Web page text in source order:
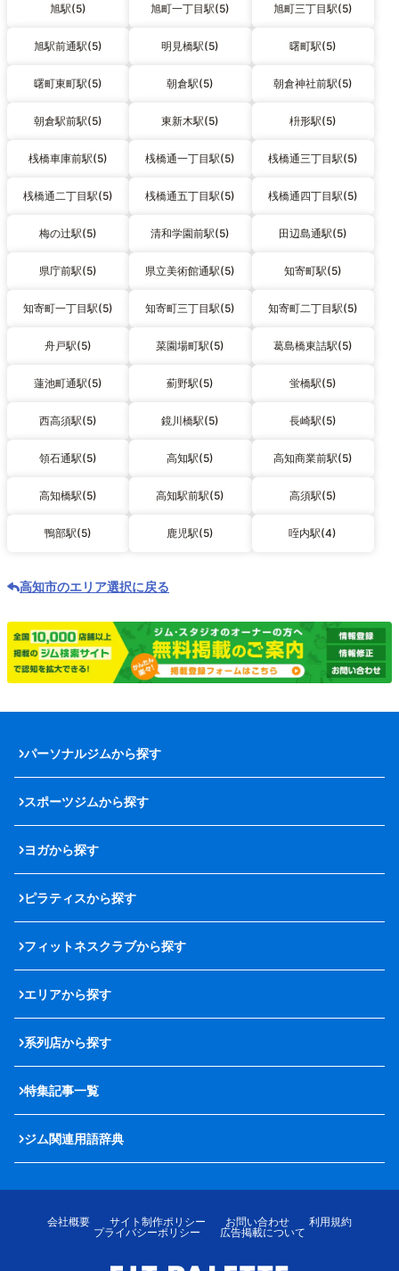
旭駅(5) 旭町一丁目駅(5) 旭町三丁目駅(5)
旭駅前通駅(5) 明見橋駅(5) 曙町駅(5)
曙町東町駅(5) 朝倉駅(5) 朝倉神社前駅(5)
朝倉駅前駅(5) 東新木駅(5) 枡形駅(5)
桟橋車庫前駅(5) 桟橋通一丁目駅(5) 桟橋通三丁目駅(5)
桟橋通二丁目駅(5) 桟橋通五丁目駅(5) 桟橋通四丁目駅(5)
梅の辻駅(5) 清和学園前駅(5) 田辺島通駅(5)
県庁前駅(5) 県立美術館通駅(5) 知寄町駅(5)
知寄町一丁目駅(5) 知寄町三丁目駅(5) 知寄町二丁目駅(5)
舟戸駅(5) 菜園場町駅(5) 葛島橋東詰駅(5)
蓮池町通駅(5) 薊野駅(5) 蛍橋駅(5)
西高須駅(5) 鏡川橋駅(5) 長崎駅(5)
領石通駅(5) 高知駅(5) 高知商業前駅(5)
高知橋駅(5) 高知駅前駅(5) 高須駅(5)
鴨部駅(5) 鹿児駅(5) 咥内駅(4)
高知市のエリア選択に戻る
パーソナルジムから探す
スポーツジムから探す
ヨガから探す
ピラティスから探す
フィットネスクラブから探す
エリアから探す
系列店から探す
特集記事一覧
ジム関連用語辞典
会社概要 サイト制作ポリシー お問い合わせ
利用規約
プライバシーポリシー
広告掲載について